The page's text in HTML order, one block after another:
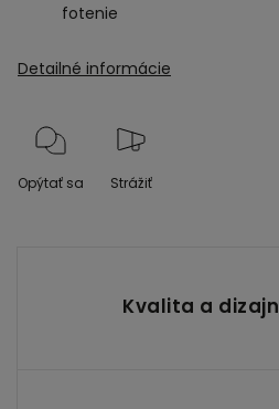
fotenie
Detailné informácie
Opýtať sa Strážiť
Kvalita a dizajn